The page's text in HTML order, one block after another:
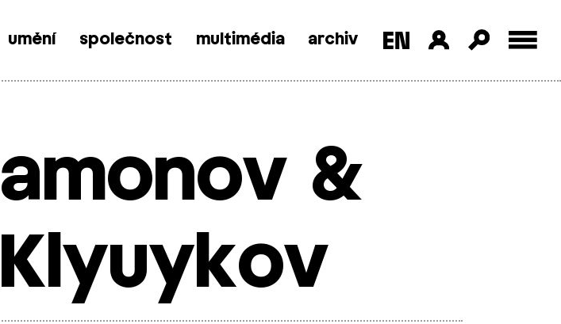
umění společnost multimédia archiv
&